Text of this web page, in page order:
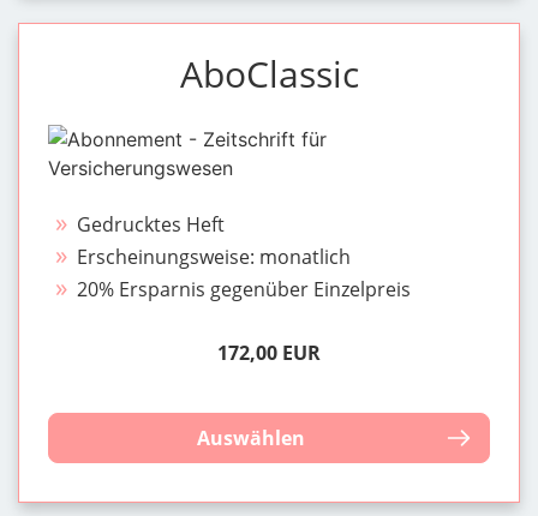
AboClassic
Gedrucktes Heft
Erscheinungsweise: monatlich
20% Ersparnis gegenüber Einzelpreis
172,00 EUR
Auswählen